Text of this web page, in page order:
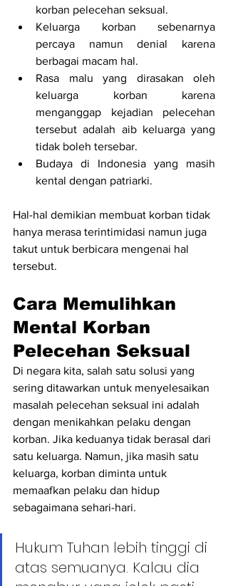
korban pelecehan seksual.
Keluarga korban sebenarnya
percaya namun denial karena
berbagai macam hal.
Rasa malu yang dirasakan oleh
keluarga korban karena
menganggap kejadian pelecehan
tersebut adalah aib keluarga yang
tidak boleh tersebar.
Budaya di Indonesia yang masih
kental dengan patriarki.
Hal-hal demikian membuat korban tidak
hanya merasa terintimidasi namun juga
takut untuk berbicara mengenai hal
tersebut.
Cara Memulihkan
Mental Korban
Pelecehan Seksual
Di negara kita, salah satu solusi yang
sering ditawarkan untuk menyelesaikan
masalah pelecehan seksual ini adalah
dengan menikahkan pelaku dengan
korban. Jika keduanya tidak berasal dari
satu keluarga. Namun, jika masih satu
keluarga, korban diminta untuk
memaafkan pelaku dan hidup
sebagaimana sehari-hari.
Hukum Tuhan lebih tinggi di
atas semuanya. Kalau dia